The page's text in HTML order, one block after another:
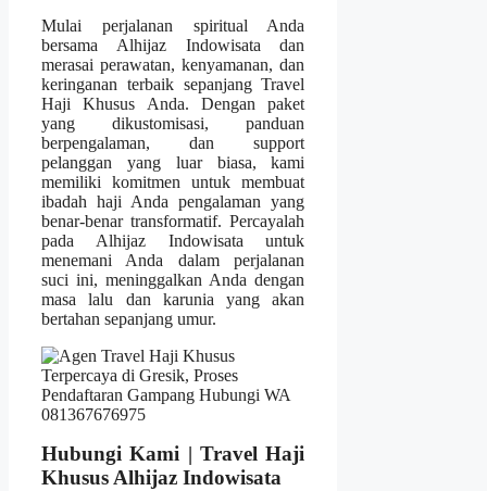
Mulai perjalanan spiritual Anda
bersama Alhijaz Indowisata dan
merasai perawatan, kenyamanan, dan
keringanan terbaik sepanjang Travel
Haji Khusus Anda. Dengan paket
yang dikustomisasi, panduan
berpengalaman, dan support
pelanggan yang luar biasa, kami
memiliki komitmen untuk membuat
ibadah haji Anda pengalaman yang
benar-benar transformatif. Percayalah
pada Alhijaz Indowisata untuk
menemani Anda dalam perjalanan
suci ini, meninggalkan Anda dengan
masa lalu dan karunia yang akan
bertahan sepanjang umur.
Hubungi Kami | Travel Haji
Khusus Alhijaz Indowisata